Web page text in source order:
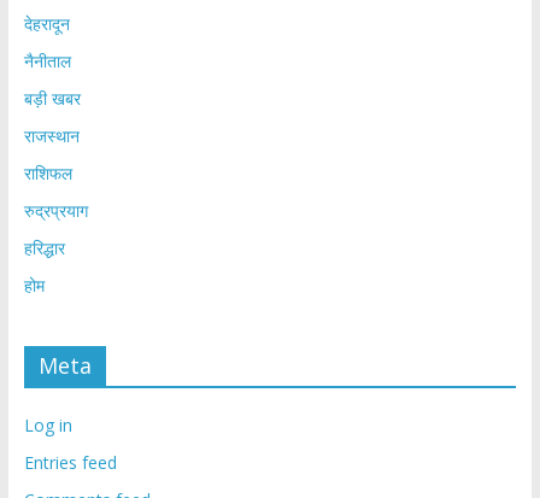
देहरादून
नैनीताल
बड़ी खबर
राजस्थान
राशिफल
रुद्रप्रयाग
हरिद्धार
होम
Meta
Log in
Entries feed